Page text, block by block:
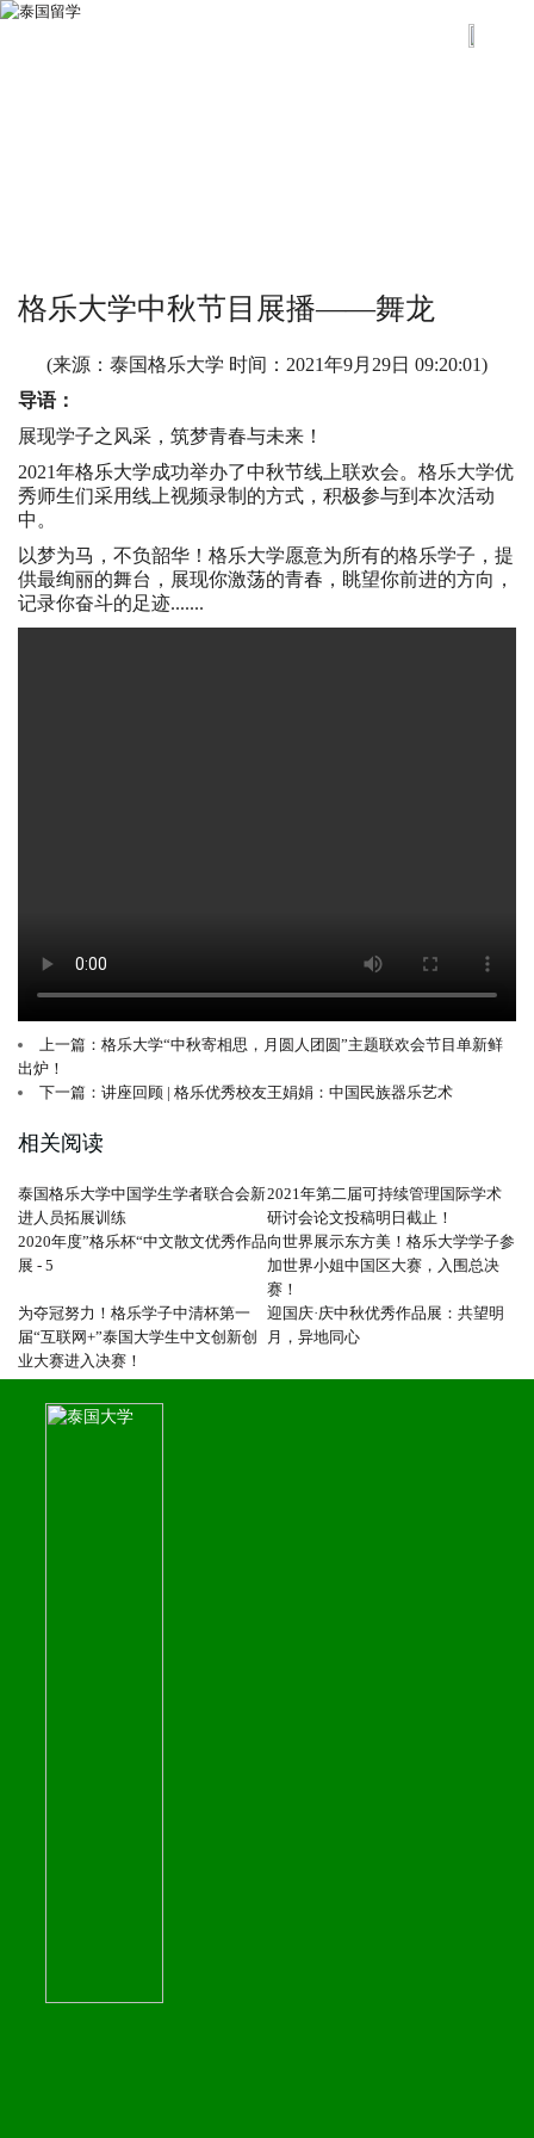
格乐大学中秋节目展播——舞龙
(来源：泰国格乐大学 时间： 2021年9月29日 09:20:01)
导语：
展现学子之风采，筑梦青春与未来！
2021年格乐大学成功举办了中秋节线上联欢会。格乐大学优
秀师生们采用线上视频录制的方式，积极参与到本次活动
中。
以梦为马，不负韶华！格乐大学愿意为所有的格乐学子，提
供最绚丽的舞台，展现你激荡的青春，眺望你前进的方向，
记录你奋斗的足迹.......
上一篇：格乐大学“中秋寄相思，月圆人团圆”主题联欢会节目单新鲜
出炉！
下一篇：讲座回顾 | 格乐优秀校友王娟娟：中国民族器乐艺术
相关阅读
泰国格乐大学中国学生学者联合会新
进人员拓展训练
2021年第二届可持续管理国际学术
研讨会论文投稿明日截止！
2020年度”格乐杯“中文散文优秀作品
展 - 5
向世界展示东方美！格乐大学学子参
加世界小姐中国区大赛，入围总决
赛！
为夺冠努力！格乐学子中清杯第一
届“互联网+”泰国大学生中文创新创
业大赛进入决赛！
迎国庆·庆中秋优秀作品展：共望明
月，异地同心